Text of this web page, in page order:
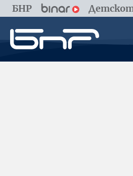
БНР